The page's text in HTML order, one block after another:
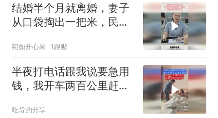
结婚半个月就离婚，妻子
从口袋掏出一把米，民政
宛如开心果 1跟贴
半夜打电话跟我说要急用
钱，我开车两百公里赶回
吃货的分享